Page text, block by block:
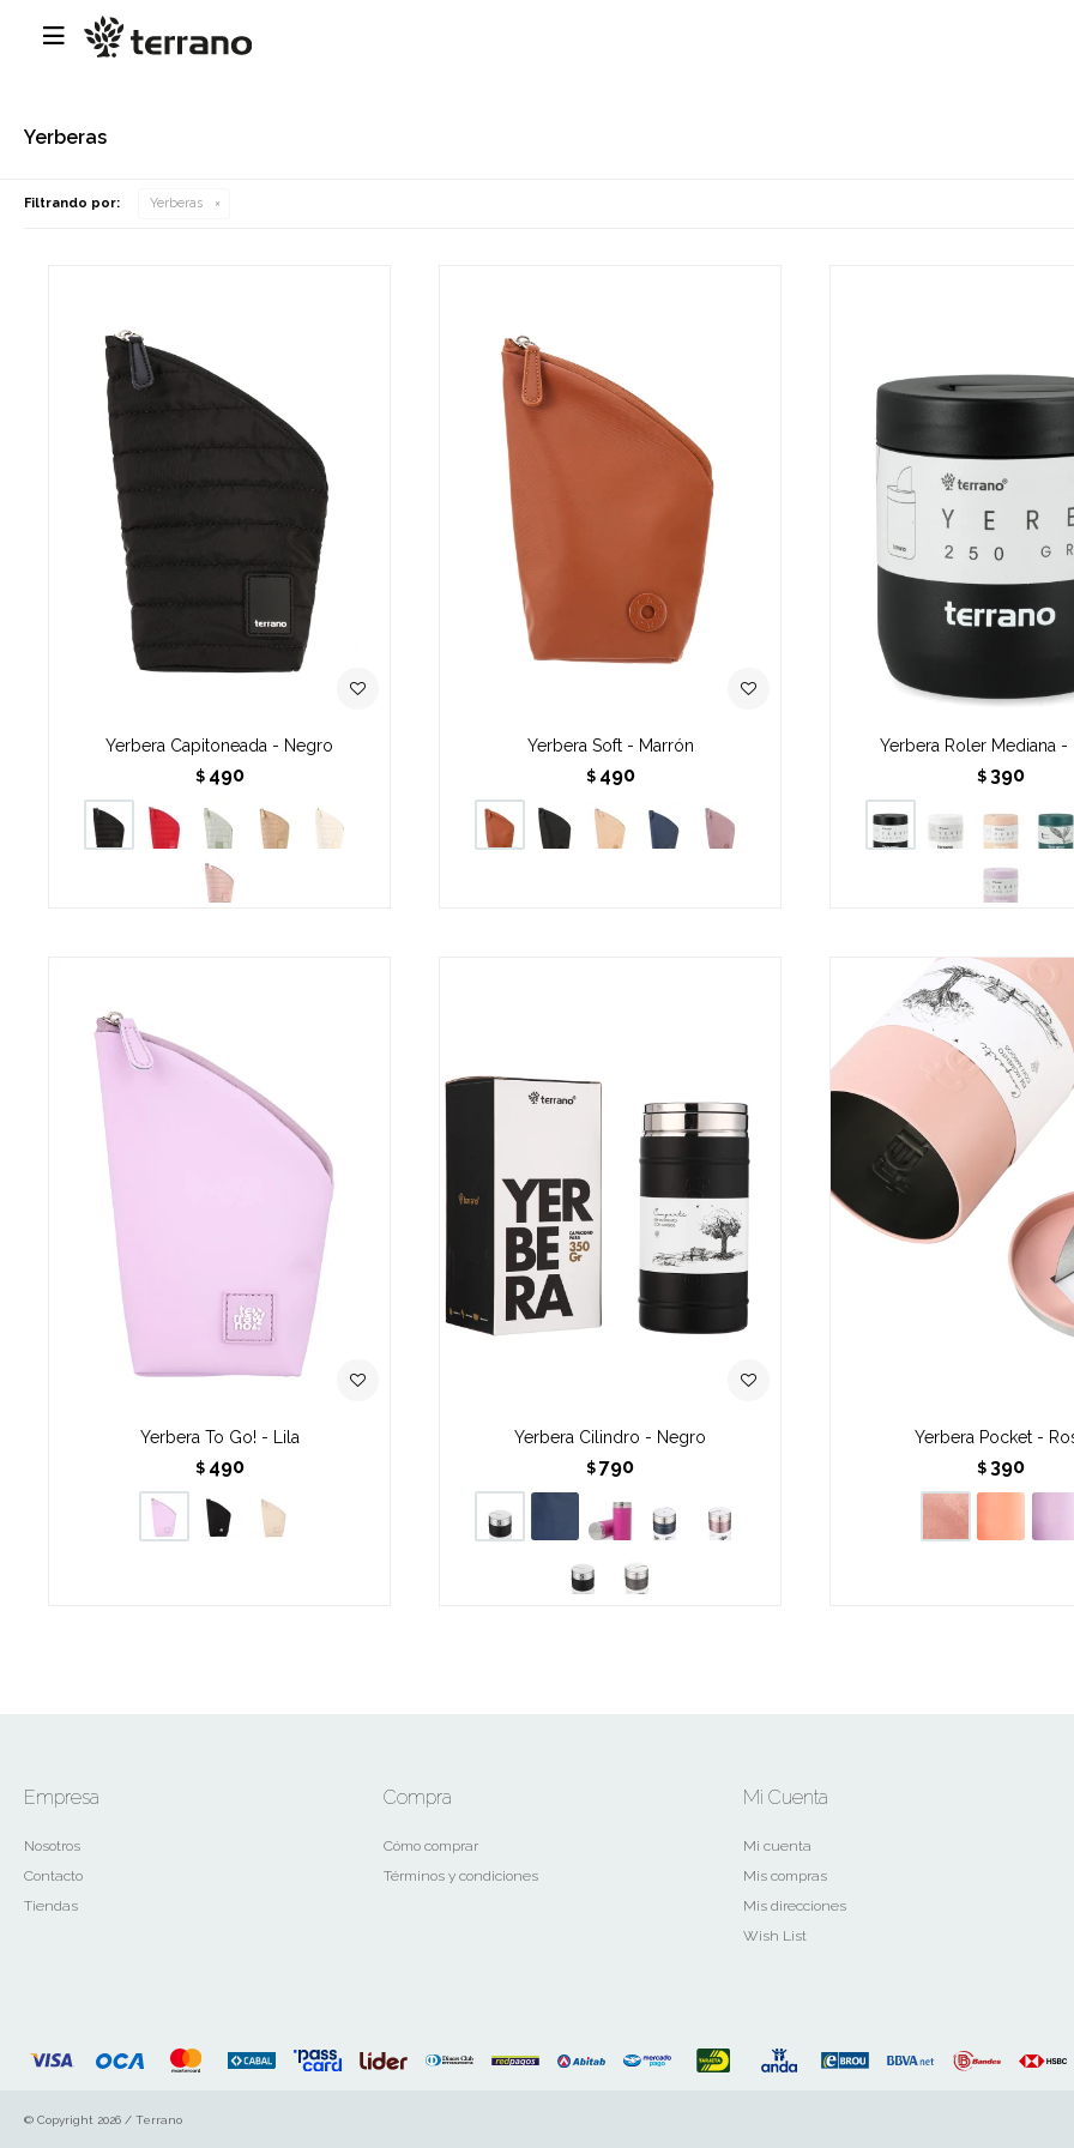

Yerberas
Filtrando por: Yerberas
Yerbera Capitoneada - Negro
$ 490
Yerbera Soft - Marrón
$ 490
Yerbera Roler Mediana -
$ 390
Yerbera To Go! - Lila
$ 490
Yerbera Cilindro - Negro
$ 790
Yerbera Pocket -
$ 390
Empresa
Nosotros
Contacto
Tiendas
Compra
Cómo comprar
Términos y condiciones
Mi Cuenta
Mi cuenta
Mis compras
Mis direcciones
Wish List
© Copyright 2026 / Terrano